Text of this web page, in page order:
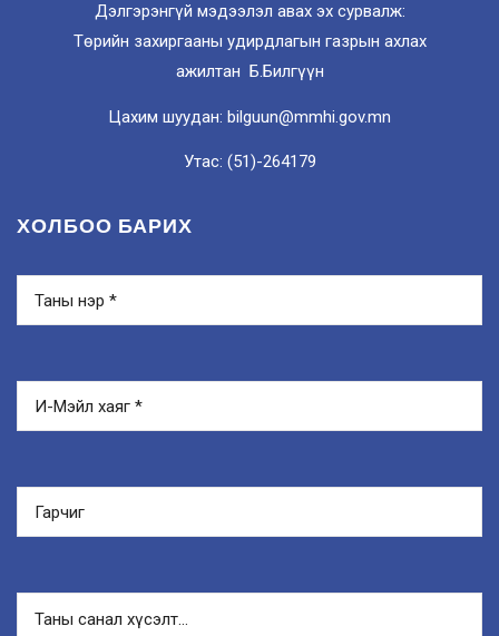
Дэлгэрэнгүй мэдээлэл авах эх сурвалж:
Төрийн захиргааны удирдлагын газрын ахлах
ажилтан Б.Билгүүн
Цахим шуудан: bilguun@mmhi.gov.mn
Утас: (51)-264179
ХОЛБОО БАРИХ